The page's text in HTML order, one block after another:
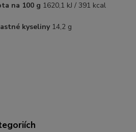
na 100 g 1620,1 kJ / 391 kcal
kyseliny14,2 g